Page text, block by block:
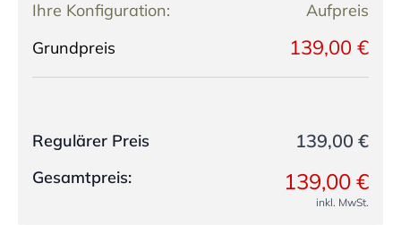
Ihre Konfiguration:
Aufpreis
Grundpreis
139,00 €
Regulärer Preis 139,00 €
Gesamtpreis: 139,00 €
inkl. MwSt.